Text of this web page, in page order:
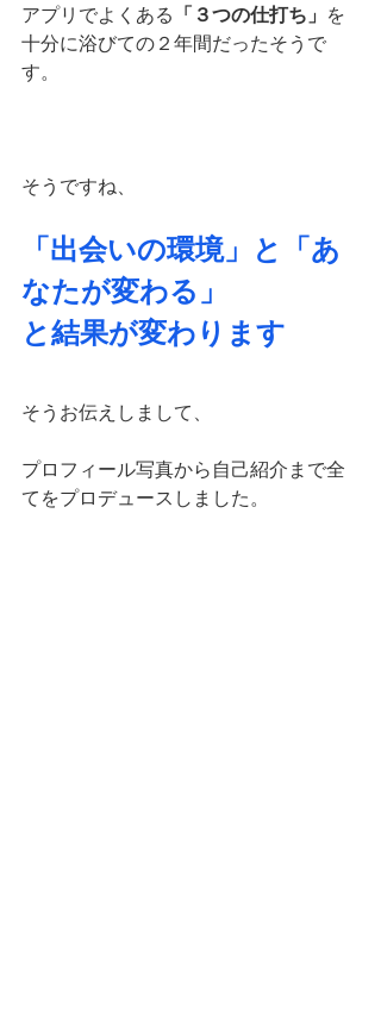
アプリでよくある 「３つの仕打ち」 を
十分に浴びての２年間だったそうで
す。
そうですね、
「出会いの環境」と「あ
なたが変わる」
と結果が変わります
そうお伝えしまして、
プロフィール写真から自己紹介まで全
てをプロデュースしました。